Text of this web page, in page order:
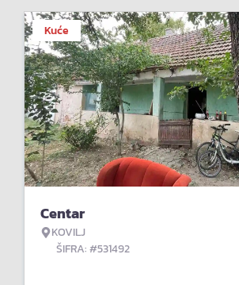
Kuće
Centar
KOVILJ
ŠIFRA: #531492